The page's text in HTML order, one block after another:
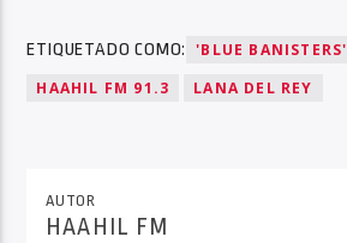
ETIQUETADO COMO:
'BLUE BANISTERS'
HAAHIL FM 91.3
LANA DEL REY
AUTOR
HAAHIL FM